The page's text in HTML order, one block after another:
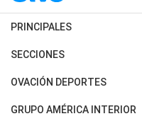
PRINCIPALES
Últimas Noticias
Política
SECCIONES
Horóscopo
Motores
OVACIÓN DEPORTES
Fútbol
GRUPO AMÉRICA INTERIOR